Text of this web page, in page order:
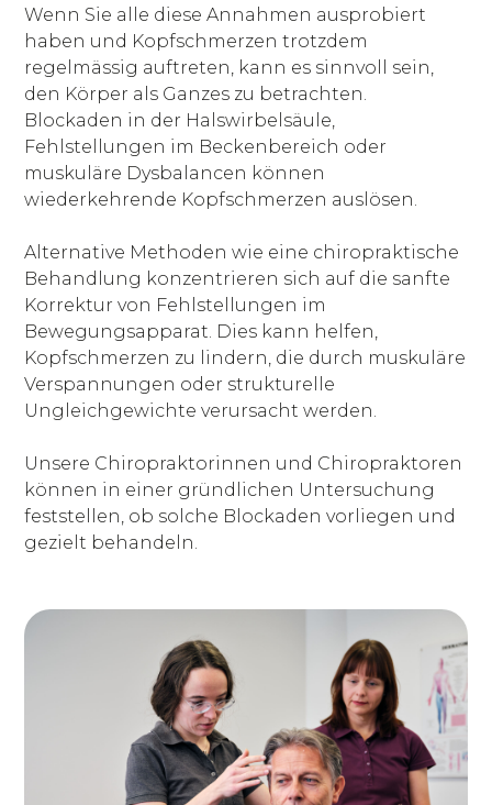
Wenn Sie alle diese Annahmen ausprobiert
haben und Kopfschmerzen trotzdem
regelmässig auftreten, kann es sinnvoll sein,
den Körper als Ganzes zu betrachten.
Blockaden in der Halswirbelsäule,
Fehlstellungen im Beckenbereich oder
muskuläre Dysbalancen können
wiederkehrende Kopfschmerzen auslösen.
Alternative Methoden wie eine chiropraktische
Behandlung konzentrieren sich auf die sanfte
Korrektur von Fehlstellungen im
Bewegungsapparat. Dies kann helfen,
Kopfschmerzen zu lindern, die durch muskuläre
Verspannungen oder strukturelle
Ungleichgewichte verursacht werden.
Unsere Chiropraktorinnen und Chiropraktoren
können in einer gründlichen Untersuchung
feststellen, ob solche Blockaden vorliegen und
gezielt behandeln.